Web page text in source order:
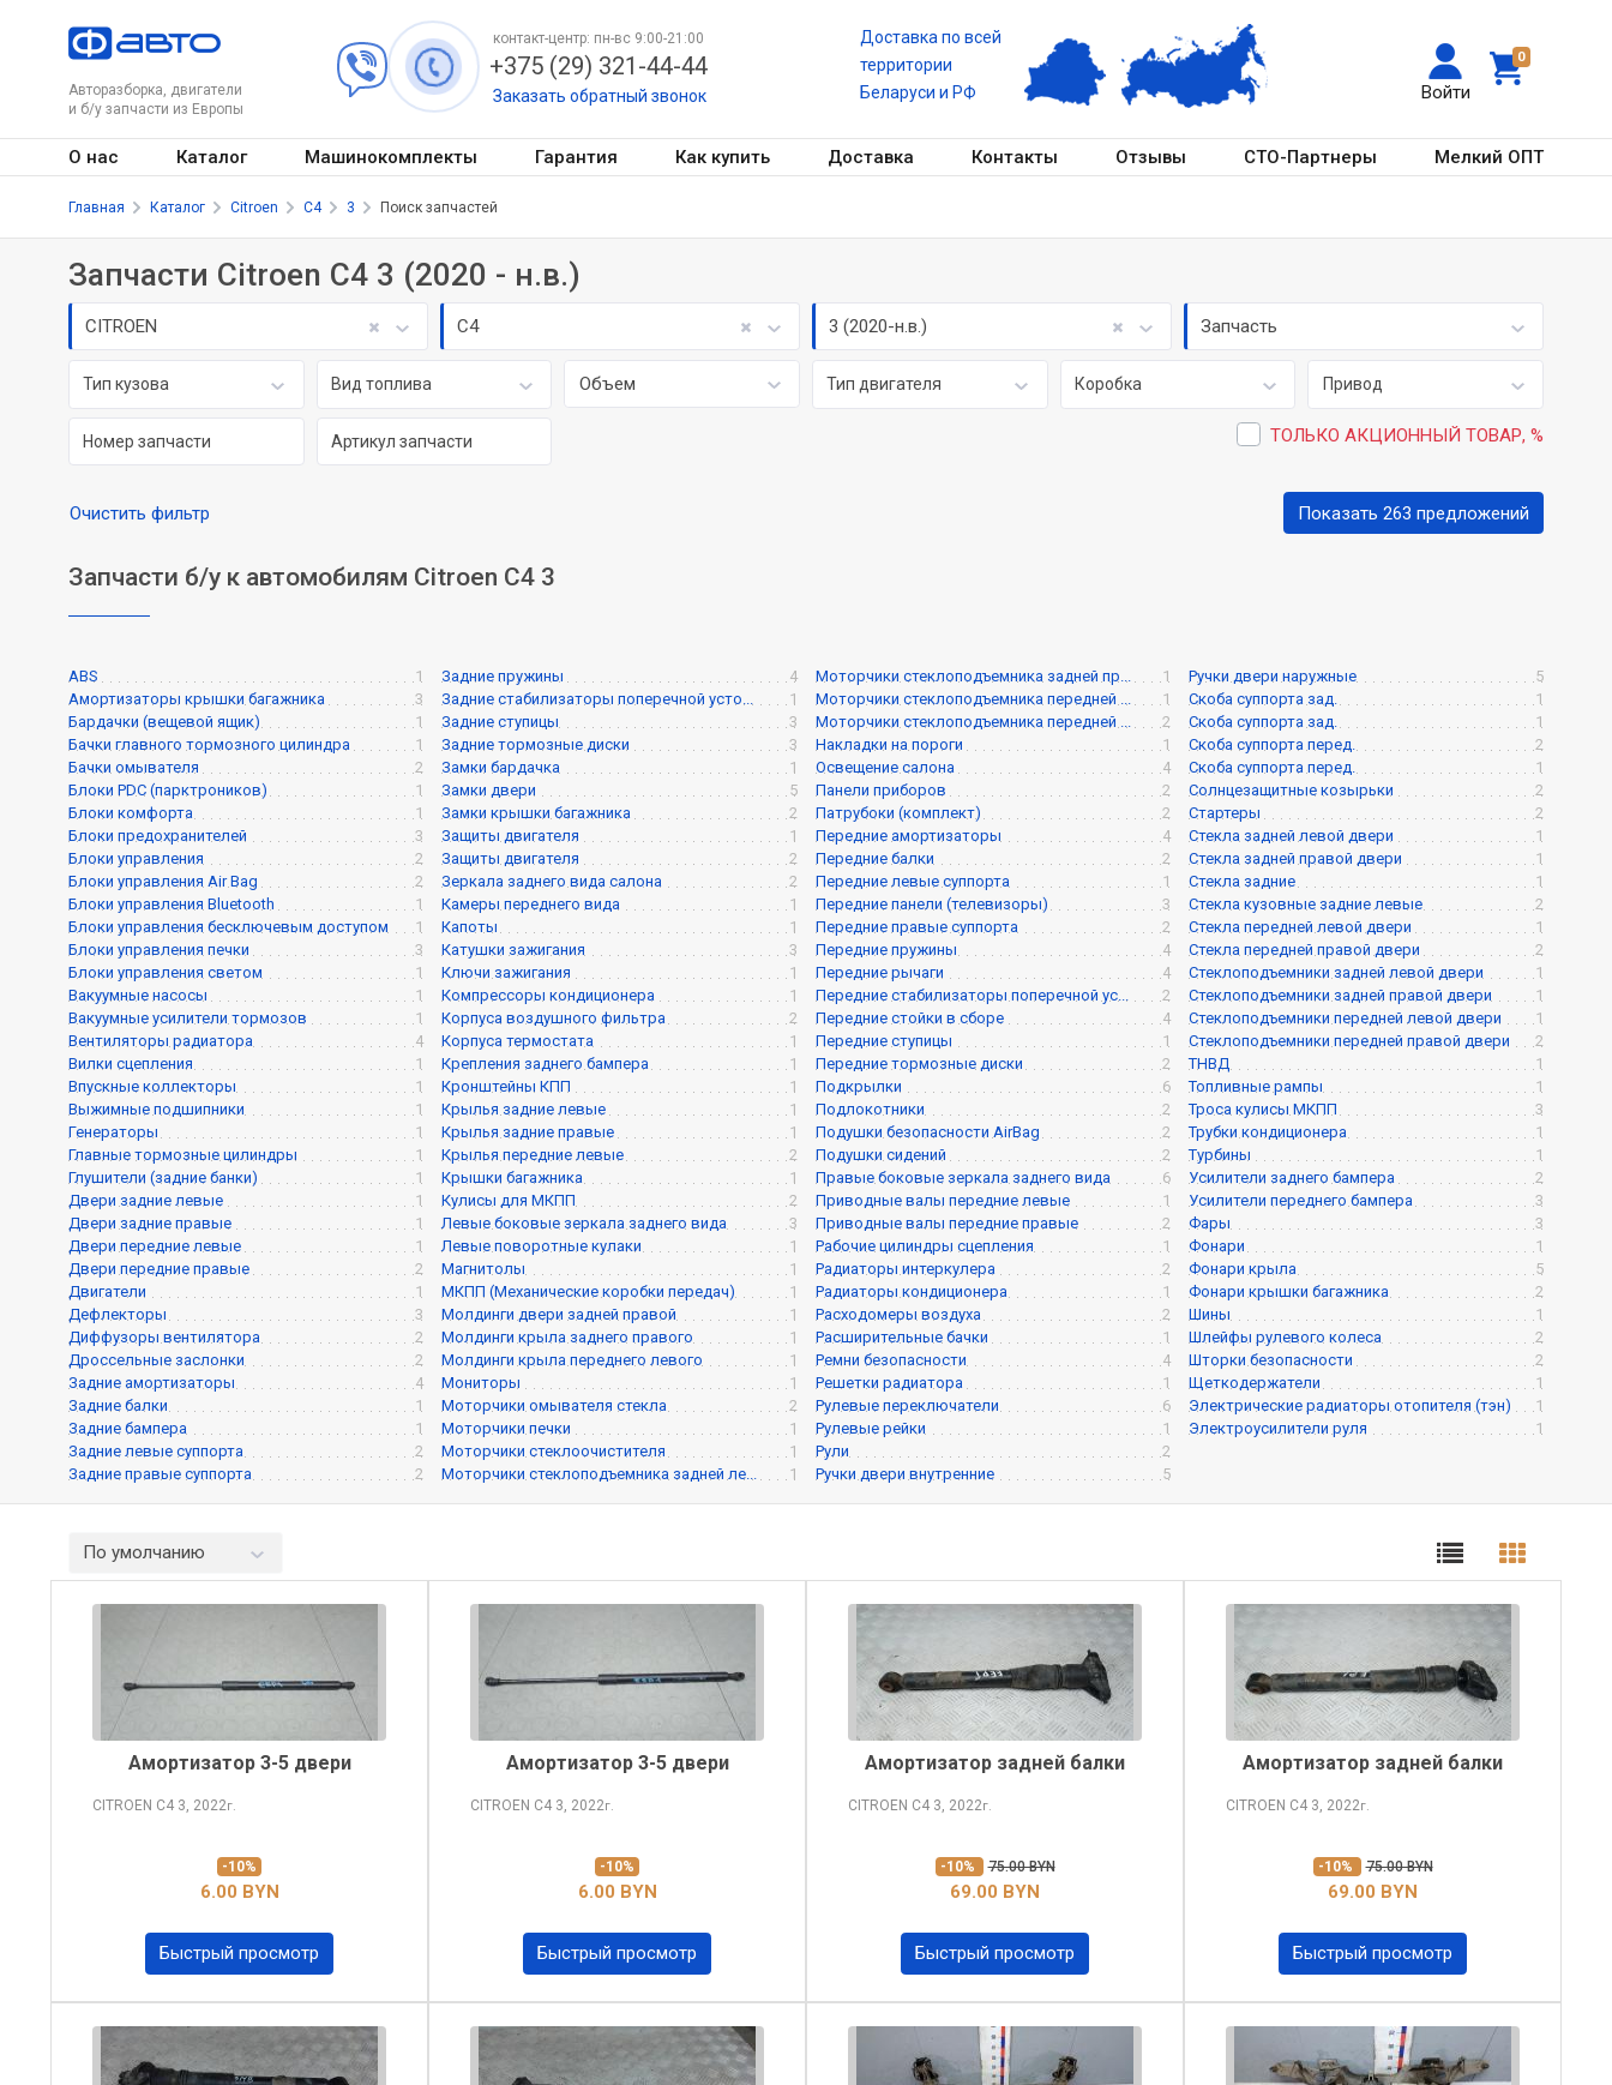
Авторазборка, двигатели
и б/у запчасти из Европы
0
Войти
контакт-центр: пн-вс 9:00-21:00
+375 (29) 321-44-44
Заказать обратный звонок
Доставка по всей
территории
Беларуси и РФ
О нас Каталог Машинокомплекты Гарантия Как купить Доставка Контакты Отзывы СТО-Партнеры Мелкий ОПТ
Главная Каталог Citroen C4 3 Поиск запчастей
Запчасти Citroen C4 3 (2020 - н.в.)
CITROEN C4 3 (2020-н.в.) Запчасть
Тип кузова Вид топлива Объем Тип двигателя Коробка Привод
ТОЛЬКО АКЦИОННЫЙ ТОВАР, %
Очистить фильтр Показать 263 предложений
Запчасти б/у к автомобилям Citroen C4 3
ABS
1
Амортизаторы крышки багажника
3
Бардачки (вещевой ящик)
1
Бачки главного тормозного цилиндра
1
Бачки омывателя
2
Блоки PDC (парктроников)
1
Блоки комфорта
1
Блоки предохранителей
3
Блоки управления
2
Блоки управления Air Bag
2
Блоки управления Bluetooth
1
Блоки управления бесключевым доступом
1
Блоки управления печки
3
Блоки управления светом
1
Вакуумные насосы
1
Вакуумные усилители тормозов
1
Вентиляторы радиатора
4
Вилки сцепления
1
Впускные коллекторы
1
Выжимные подшипники
1
Генераторы
1
Главные тормозные цилиндры
1
Глушители (задние банки)
1
Двери задние левые
1
Двери задние правые
1
Двери передние левые
1
Двери передние правые
2
Двигатели
1
Дефлекторы
3
Диффузоры вентилятора
2
Дроссельные заслонки
2
Задние амортизаторы
4
Задние балки
1
Задние бампера
1
Задние левые суппорта
2
Задние правые суппорта
2
Задние пружины
4
Задние стабилизаторы поперечной усто...
1
Задние ступицы
3
Задние тормозные диски
3
Замки бардачка
1
Замки двери
5
Замки крышки багажника
2
Защиты двигателя
1
Защиты двигателя
2
Зеркала заднего вида салона
2
Камеры переднего вида
1
Капоты
1
Катушки зажигания
3
Ключи зажигания
1
Компрессоры кондиционера
1
Корпуса воздушного фильтра
2
Корпуса термостата
1
Крепления заднего бампера
1
Кронштейны КПП
1
Крылья задние левые
1
Крылья задние правые
1
Крылья передние левые
2
Крышки багажника
1
Кулисы для МКПП
2
Левые боковые зеркала заднего вида
3
Левые поворотные кулаки
1
Магнитолы
1
МКПП (Механические коробки передач)
1
Молдинги двери задней правой
1
Молдинги крыла заднего правого
1
Молдинги крыла переднего левого
1
Мониторы
1
Моторчики омывателя стекла
2
Моторчики печки
1
Моторчики стеклоочистителя
1
Моторчики стеклоподъемника задней ле...
1
Моторчики стеклоподъемника задней пр...
1
Моторчики стеклоподъемника передней ...
1
Моторчики стеклоподъемника передней ...
2
Накладки на пороги
1
Освещение салона
4
Панели приборов
2
Патрубоки (комплект)
2
Передние амортизаторы
4
Передние балки
2
Передние левые суппорта
1
Передние панели (телевизоры)
3
Передние правые суппорта
2
Передние пружины
4
Передние рычаги
4
Передние стабилизаторы поперечной ус...
2
Передние стойки в сборе
4
Передние ступицы
1
Передние тормозные диски
2
Подкрылки
6
Подлокотники
2
Подушки безопасности AirBag
2
Подушки сидений
2
Правые боковые зеркала заднего вида
6
Приводные валы передние левые
1
Приводные валы передние правые
2
Рабочие цилиндры сцепления
1
Радиаторы интеркулера
2
Радиаторы кондиционера
1
Расходомеры воздуха
2
Расширительные бачки
1
Ремни безопасности
4
Решетки радиатора
1
Рулевые переключатели
6
Рулевые рейки
1
Рули
2
Ручки двери внутренние
5
Ручки двери наружные
5
Скоба суппорта зад.
1
Скоба суппорта зад.
1
Скоба суппорта перед.
2
Скоба суппорта перед.
1
Солнцезащитные козырьки
2
Стартеры
2
Стекла задней левой двери
1
Стекла задней правой двери
1
Стекла задние
1
Стекла кузовные задние левые
2
Стекла передней левой двери
1
Стекла передней правой двери
2
Стеклоподъемники задней левой двери
1
Стеклоподъемники задней правой двери
1
Стеклоподъемники передней левой двери
1
Стеклоподъемники передней правой двери
2
ТНВД
1
Топливные рампы
1
Троса кулисы МКПП
3
Трубки кондиционера
1
Турбины
1
Усилители заднего бампера
2
Усилители переднего бампера
3
Фары
3
Фонари
1
Фонари крыла
5
Фонари крышки багажника
2
Шины
1
Шлейфы рулевого колеса
2
Шторки безопасности
2
Щеткодержатели
1
Электрические радиаторы отопителя (тэн)
1
Электроусилители руля
1
По умолчанию
Амортизатор 3-5 двери
CITROEN C4 3, 2022г.
-10%
6.00 BYN
Быстрый просмотр
Амортизатор 3-5 двери
CITROEN C4 3, 2022г.
-10%
6.00 BYN
Быстрый просмотр
Амортизатор задней балки
CITROEN C4 3, 2022г.
-10% 75.00 BYN
69.00 BYN
Быстрый просмотр
Амортизатор задней балки
CITROEN C4 3, 2022г.
-10% 75.00 BYN
69.00 BYN
Быстрый просмотр